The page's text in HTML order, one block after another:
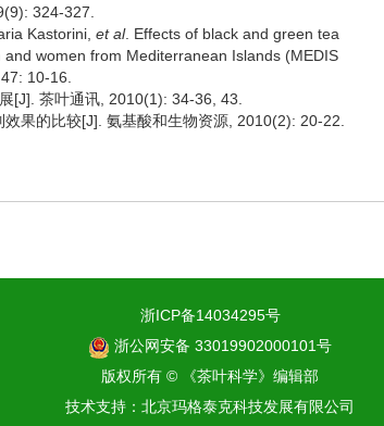
324-327.
Kastorini, et al. Effects of black and green tea
women from Mediterranean Islands (MEDIS
10-16.
[J]. 茶叶通讯, 2010(1): 34-36, 43.
果的比较[J]. 氨基酸和生物资源, 2010(2): 20-22.
浙ICP备14034295号
浙公网安备 33019902000101号
版权所有 © 《茶叶科学》编辑部
技术支持： 北京玛格泰克科技发展有限公司